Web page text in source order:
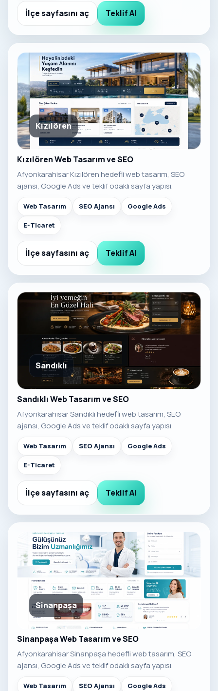
İlçe sayfasını aç Teklif Al
Kızılören
Kızılören Web Tasarım ve SEO
Afyonkarahisar Kızılören hedefli web tasarım, SEO
ajansı, Google Ads ve teklif odaklı sayfa yapısı.
Web Tasarım SEO Ajansı Google Ads
E-Ticaret
İlçe sayfasını aç Teklif Al
Sandıklı
Sandıklı Web Tasarım ve SEO
Afyonkarahisar Sandıklı hedefli web tasarım, SEO
ajansı, Google Ads ve teklif odaklı sayfa yapısı.
Web Tasarım SEO Ajansı Google Ads
E-Ticaret
İlçe sayfasını aç Teklif Al
Sinanpaşa
Sinanpaşa Web Tasarım ve SEO
Afyonkarahisar Sinanpaşa hedefli web tasarım, SEO
ajansı, Google Ads ve teklif odaklı sayfa yapısı.
Web Tasarım SEO Ajansı Google Ads